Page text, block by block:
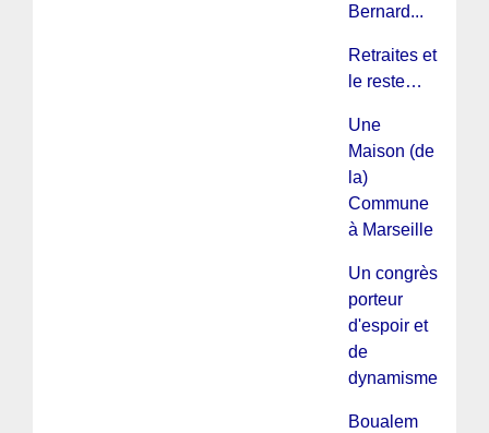
Bernard...
Retraites et
le reste…
Une
Maison (de
la)
Commune
à Marseille
Un congrès
porteur
d'espoir et
de
dynamisme
Boualem